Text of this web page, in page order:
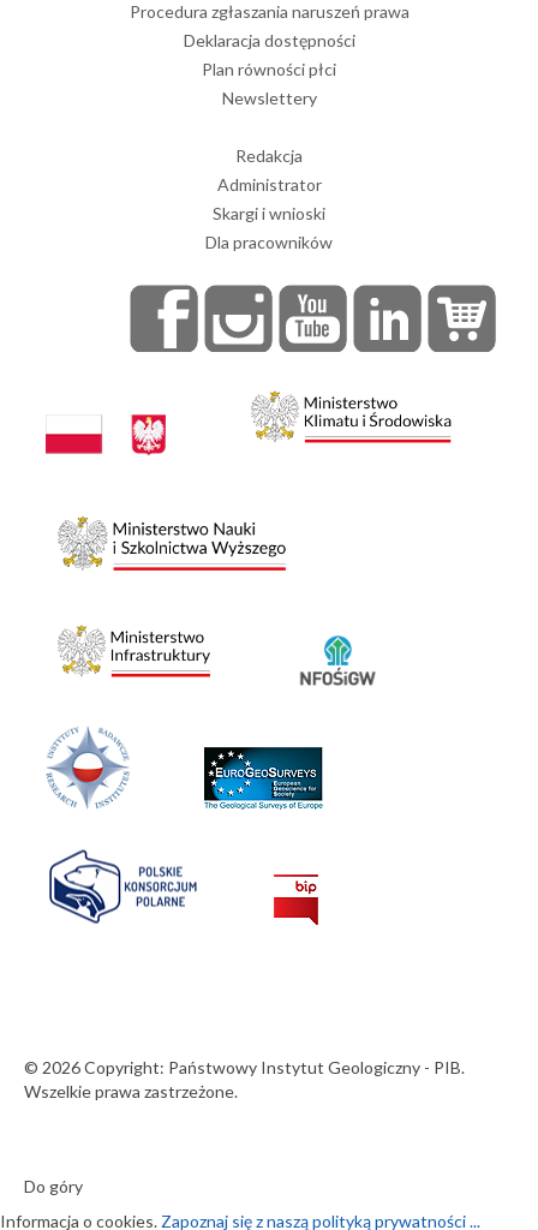
Procedura zgłaszania naruszeń prawa
Deklaracja dostępności
Plan równości płci
Newslettery
Redakcja
Administrator
Skargi i wnioski
Dla pracowników
© 2026 Copyright: Państwowy Instytut Geologiczny - PIB.
Wszelkie prawa zastrzeżone.
Do góry
Informacja o cookies. Zapoznaj się z naszą polityką prywatności ...